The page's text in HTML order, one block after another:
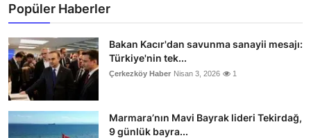
Popüler Haberler
Bakan Kacır'dan savunma sanayii mesajı:
Türkiye'nin tek...
Çerkezköy Haber Nisan 3, 2026 1
Marmara’nın Mavi Bayrak lideri Tekirdağ,
9 günlük bayra...